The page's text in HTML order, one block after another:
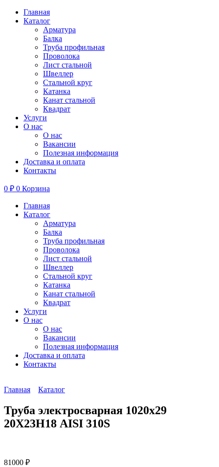
Главная
Каталог
Арматура
Балка
Труба профильная
Проволока
Лист стальной
Швеллер
Стальной круг
Катанка
Канат стальной
Квадрат
Услуги
О нас
О нас
Вакансии
Полезная информация
Доставка и оплата
Контакты
0 ₽ 0 Корзина
Главная
Каталог
Арматура
Балка
Труба профильная
Проволока
Лист стальной
Швеллер
Стальной круг
Катанка
Канат стальной
Квадрат
Услуги
О нас
О нас
Вакансии
Полезная информация
Доставка и оплата
Контакты
Главная Каталог
Труба электросварная 1020х29
20Х23Н18 AISI 310S
81000 ₽